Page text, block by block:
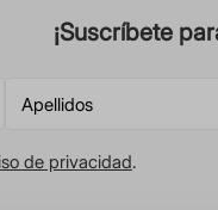
¡Suscríbete
de privacidad.